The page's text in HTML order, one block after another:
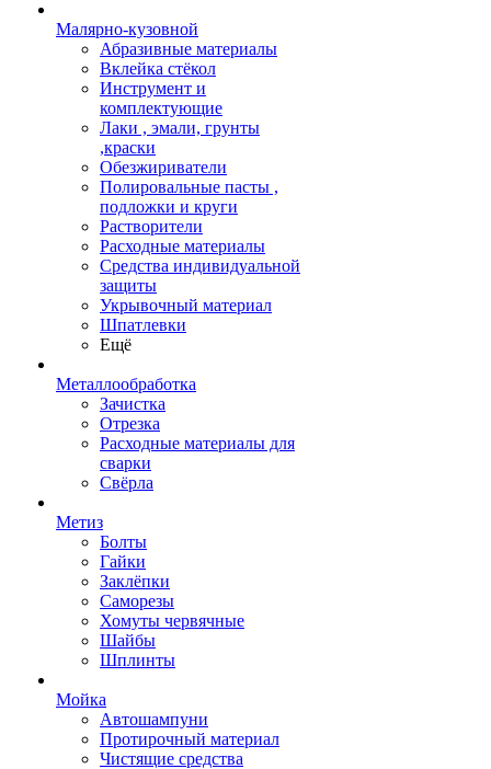
Малярно-кузовной
Абразивные материалы
Вклейка стёкол
Инструмент и
комплектующие
Лаки , эмали, грунты
,краски
Обезжириватели
Полировальные пасты ,
подложки и круги
Растворители
Расходные материалы
Средства индивидуальной
защиты
Укрывочный материал
Шпатлевки
Ещё
Металлообработка
Зачистка
Отрезка
Расходные материалы для
сварки
Свёрла
Метиз
Болты
Гайки
Заклёпки
Саморезы
Хомуты червячные
Шайбы
Шплинты
Мойка
Автошампуни
Протирочный материал
Чистящие средства